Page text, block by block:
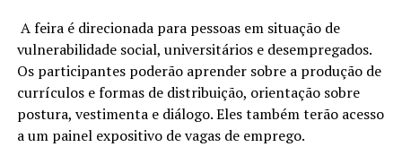
A feira é direcionada para pessoas em situação de
vulnerabilidade social, universitários e desempregados.
Os participantes poderão aprender sobre a produção de
currículos e formas de distribuição, orientação sobre
postura, vestimenta e diálogo. Eles também terão acesso
a um painel expositivo de vagas de emprego.